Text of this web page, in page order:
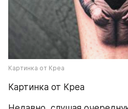
Картинка от Креа
Картинка от Креа